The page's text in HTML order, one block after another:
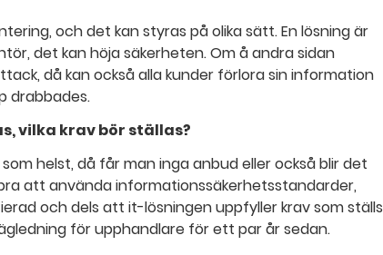
och det kan styras på olika sätt. En lösning är
det kan höja säkerheten. Om å andra sidan
då kan också alla kunder förlora sin information
drabbades.
vilka krav bör ställas?
helst, då får man inga anbud eller också blir det
att använda informationssäkerhetsstandarder,
och dels att it-lösningen uppfyller krav som ställs
för upphandlare för ett par år sedan.